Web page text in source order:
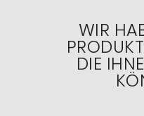
WIR
DIE